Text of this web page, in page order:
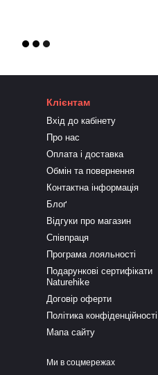
Клієнтам
Вхід до кабінету
Про нас
Оплата і доставка
Обмін та повернення
Контактна інформація
Блоґ
Відгуки про магазин
Співпраця
Програма лояльності
Подарункові сертифікати
Naturehike
Договір оферти
Політика конфіденційності
Мапа сайту
Ми в соцмережах